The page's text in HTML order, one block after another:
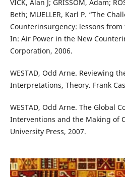
VICK, Alan J; GRISSOM, Adam;
Beth; MUELLER, Karl P. “The
Counterinsurgency: lessons from
In: Air Power in the New
Corporation, 2006.
WESTAD, Odd Arne. Reviewing
Interpretations, Theory. Frank
WESTAD, Odd Arne. The Global
Interventions and the Making of
University Press, 2007.